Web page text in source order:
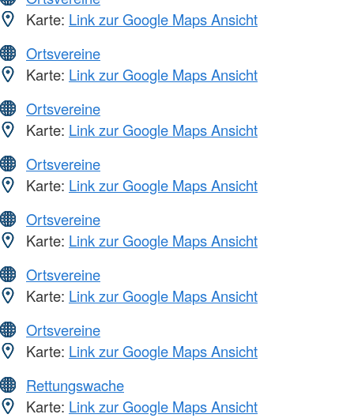
Karte: Link zur Google Maps Ansicht
Ortsvereine
Karte: Link zur Google Maps Ansicht
Ortsvereine
Karte: Link zur Google Maps Ansicht
Ortsvereine
Karte: Link zur Google Maps Ansicht
Ortsvereine
Karte: Link zur Google Maps Ansicht
Ortsvereine
Karte: Link zur Google Maps Ansicht
Ortsvereine
Karte: Link zur Google Maps Ansicht
Rettungswache
Karte: Link zur Google Maps Ansicht